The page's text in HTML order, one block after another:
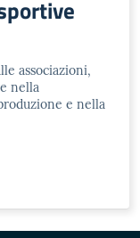
associazioni,
nella
e nella